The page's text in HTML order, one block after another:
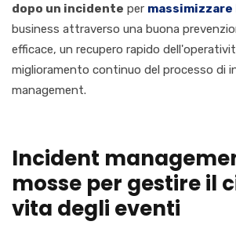
dopo un incidente per massimizzare
business attraverso una buona
efficace, un recupero rapido
miglioramento continuo del processo di
management.
Incident
mosse per gestire il
vita degli eventi